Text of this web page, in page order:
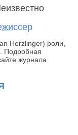
Herzlinger) роли,
Подробная
журнала